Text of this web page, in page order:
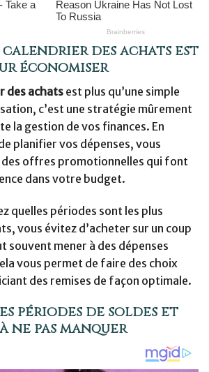
calendrier des achats est
économiser
des achats est plus qu’une simple
c’est une stratégie mûrement
la gestion de vos finances. En
planifier vos dépenses, vous
offres promotionnelles qui font
dans votre budget.
quelles périodes sont les plus
vous évitez d’acheter sur un coup
souvent mener à des dépenses
vous permet de faire des choix
des remises de façon optimale.
périodes de soldes et
ne pas manquer